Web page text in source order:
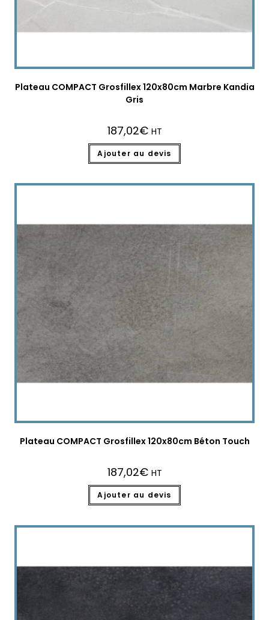
Plateau COMPACT Grosfillex 120x80cm Marbre Kandia
Gris
187,02€ HT
Ajouter au devis
Plateau COMPACT Grosfillex 120x80cm Béton Touch
187,02€ HT
Ajouter au devis